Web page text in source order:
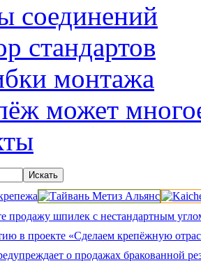
соединений
стандартов
монтажа
может